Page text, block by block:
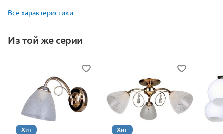
Все характеристики
Из той же серии
Хит Хит